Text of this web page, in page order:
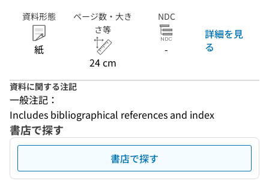
資料形態
紙
ページ数・大き
さ等
24 cm
NDC
-
詳細を見
る
資料に関する注記
一般注記：
Includes bibliographical references and index
書店で探す
書店で探す